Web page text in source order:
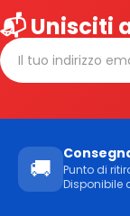
📬 Unisciti
🚚
Punto di
Disponibile